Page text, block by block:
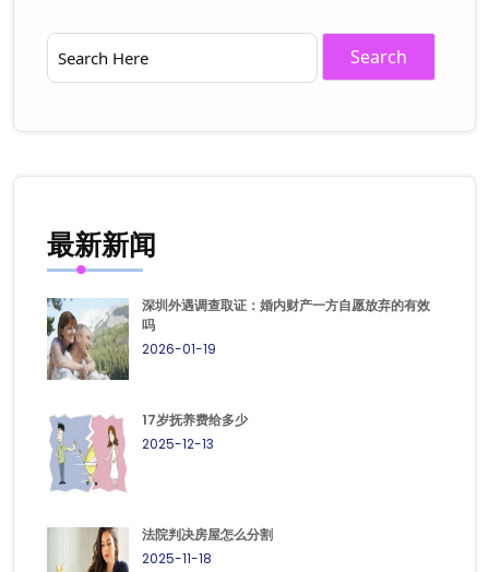
最新新闻
深圳外遇调查取证：婚内财产一方自愿放弃的有效
吗
2026-01-19
17岁抚养费给多少
2025-12-13
法院判决房屋怎么分割
2025-11-18